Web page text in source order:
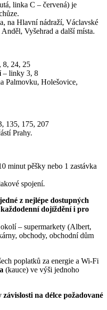
linka C – červená) je
na Hlavní nádraží, Václavské
Vyšehrad a další místa.
8, 24, 25
– linky 3, 8
Palmovku, Holešovice,
135, 175, 207
Prahy.
minut pěšky nebo 1 zastávka
spojení.
z nejlépe dostupných
dojíždění i pro
– supermarkety (Albert,
obchody, obchodní dům
poplatků za energie a Wi-Fi
(kauce) ve výši jednoho
závislosti na délce požadované